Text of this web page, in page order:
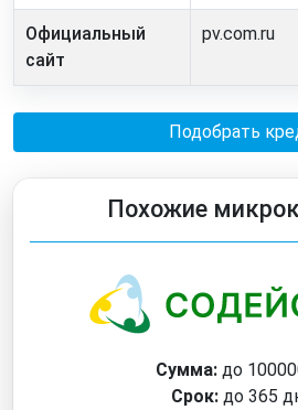
Официальный
сайт
pv.com.ru
Подобрать
Похожие
Сумма:до
Срок: до 365